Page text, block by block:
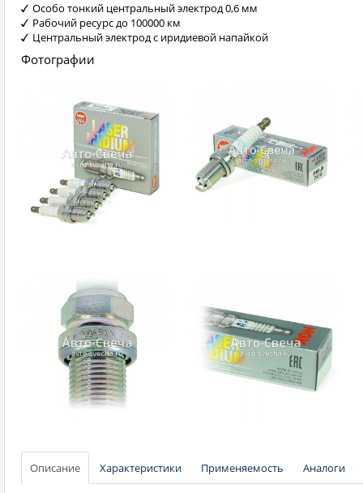
Особо тонкий центральный электрод 0,6 мм
Рабочий ресурс до 100000 км
Центральный электрод с иридиевой напайкой
Фотографии
Описание Характеристики Применяемость Аналоги